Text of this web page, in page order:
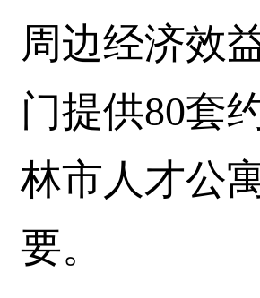
周边经济效
门提供80套
林市人才公
要。